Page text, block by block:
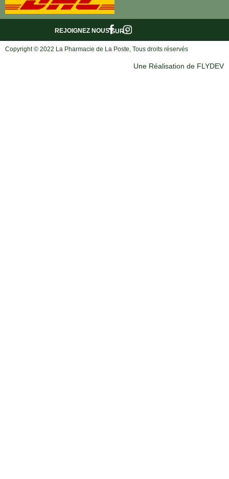
SUR :
REJOIGNEZ NOUS
Copyright © 2022 La Pharmacie de La Poste, Tous droits réservés
Une Réalisation de FLYDEV